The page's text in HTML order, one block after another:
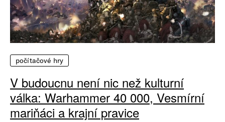
počítačové hry
V budoucnu není nic než kulturní
válka: Warhammer 40 000, Vesmírní
mariňáci a krajní pravice